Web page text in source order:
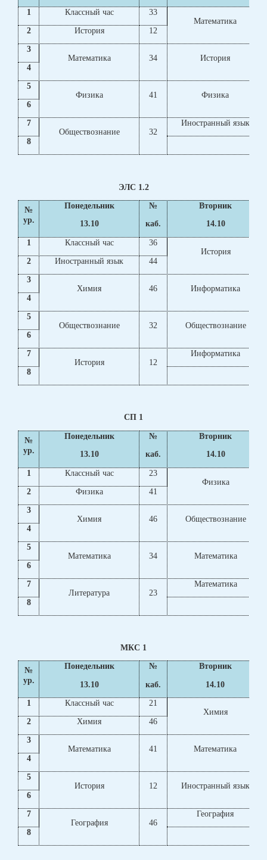
1
Классный час
33
Математика
2
История
12
3
Математика
34
История
4
5
Физика
41
Физика
6
7
Обществознание
32
Иностранный язык
8
ЭЛС 1.2
№
ур.
Понедельник
13.10
№
каб.
Вторник
14.10
1
Классный час
36
История
2
Иностранный язык
44
3
Химия
46
Информатика
4
5
Обществознание
32
Обществознание
6
7
История
12
Информатика
8
СП 1
№
ур.
Понедельник
13.10
№
каб.
Вторник
14.10
1
Классный час
23
Физика
2
Физика
41
3
Химия
46
Обществознание
4
5
Математика
34
Математика
6
7
Литература
23
Математика
8
МКС 1
№
ур.
Понедельник
13.10
№
каб.
Вторник
14.10
1
Классный час
21
Химия
2
Химия
46
3
Математика
41
Математика
4
5
История
12
Иностранный язык
6
7
География
46
География
8